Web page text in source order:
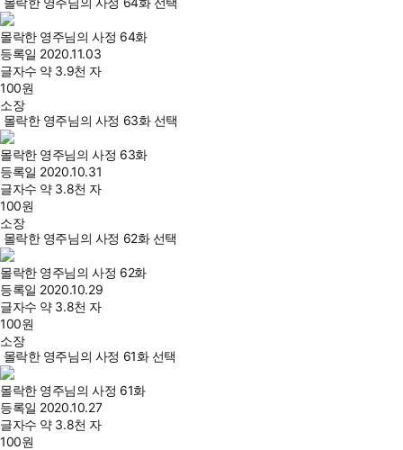
몰락한 영주님의 사정 64화
등록일 2020.11.03
글자수 약 3.9천 자
100원
소장
몰락한 영주님의 사정 63화 선택
몰락한 영주님의 사정 63화
등록일 2020.10.31
글자수 약 3.8천 자
100원
소장
몰락한 영주님의 사정 62화 선택
몰락한 영주님의 사정 62화
등록일 2020.10.29
글자수 약 3.8천 자
100원
소장
몰락한 영주님의 사정 61화 선택
몰락한 영주님의 사정 61화
등록일 2020.10.27
글자수 약 3.8천 자
100원